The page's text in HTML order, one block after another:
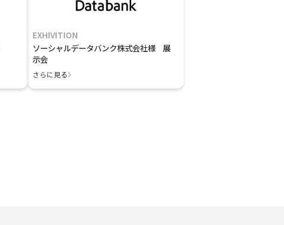
EXHIVITION
ソーシャルデータバンク株式会社様 展
示会
さらに見る